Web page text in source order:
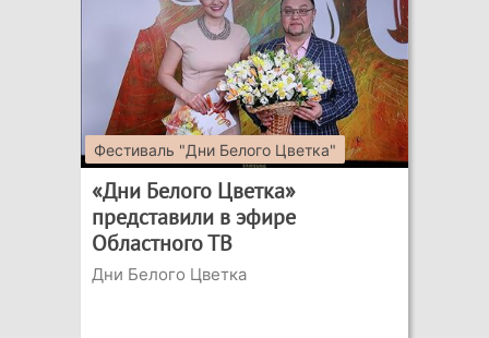
Фестиваль "Дни Белого Цветка"
«Дни Белого Цветка»
представили в эфире
Областного ТВ
Дни Белого Цветка